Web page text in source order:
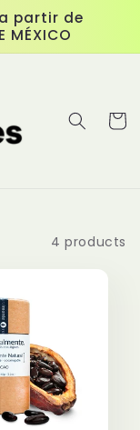
a partir de
MÉXICO
Cart
4 products